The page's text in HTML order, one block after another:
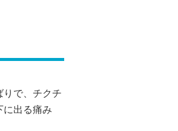
後に強くな
に大切なのは
をする前に